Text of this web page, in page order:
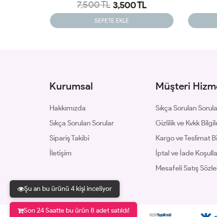
Şu an bu ürünü 4 kişi inceliyor
Son 24 Saatte bu ürün 8 adet satıldı!
2,899 TL
SEPETE EKLE
Kurumsal
Hakkımızda
Sıkça Sorulan Sorular
Sipariş Takibi
İletişim
Müşteri
Sıkça Sorulan
Gizlilik ve Kvkk
Kargo ve Teslimat
İptal ve İade
Mesafeli Satış